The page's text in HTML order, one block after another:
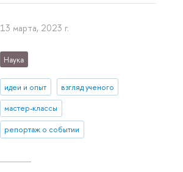
13 марта, 2023 г.
Наука
идеи и опыт взгляд ученого
мастер-классы
репортаж о событии